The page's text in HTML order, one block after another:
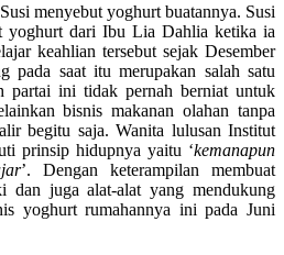
menyebut yoghurt buatannya. Susi
yoghurt dari Ibu Lia Dahlia ketika ia
keahlian tersebut sejak Desember
pada saat itu merupakan salah satu
partai ini tidak pernah berniat untuk
bisnis makanan olahan tanpa
begitu saja. Wanita lulusan Institut
prinsip hidupnya yaitu ‘kemanapun
’. Dengan keterampilan membuat
juga alat-alat yang mendukung
yoghurt rumahannya ini pada Juni